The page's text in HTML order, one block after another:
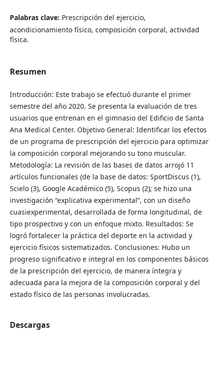
Palabras clave: Prescripción del ejercicio,
acondicionamiento físico, composición corporal, actividad
física.
Resumen
Introducción: Este trabajo se efectuó durante el primer
semestre del año 2020. Se presenta la evaluación de tres
usuarios que entrenan en el gimnasio del Edificio de Santa
Ana Medical Center. Objetivo General: Identificar los efectos
de un programa de prescripción del ejercicio para optimizar
la composición corporal mejorando su tono muscular.
Metodología: La revisión de las bases de datos arrojó 11
artículos funcionales (de la base de datos: SportDiscus (1),
Scielo (3), Google Académico (5), Scopus (2); se hizo una
investigación “explicativa experimental”, con un diseño
cuasiexperimental, desarrollada de forma longitudinal, de
tipo prospectivo y con un enfoque mixto. Resultados: Se
logró fortalecer la práctica del deporte en la actividad y
ejercicio físicos sistematizados. Conclusiones: Hubo un
progreso significativo e integral en los componentes básicos
de la prescripción del ejercicio, de manera íntegra y
adecuada para la mejora de la composición corporal y del
estado físico de las personas involucradas.
Descargas